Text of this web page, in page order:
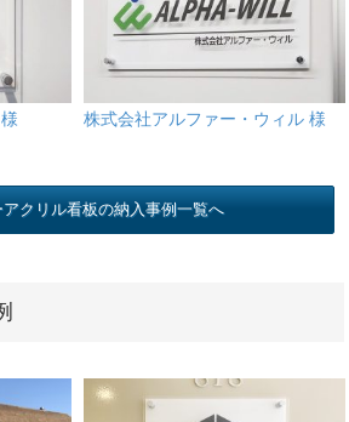
株式会社アルファー・ウィル 様
アクリル看板の納入事例一覧へ